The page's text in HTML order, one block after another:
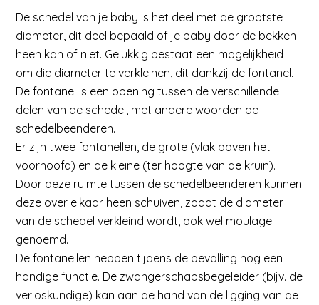
De schedel van je baby is het deel met de grootste
diameter, dit deel bepaald of je baby door de bekken
heen kan of niet. Gelukkig bestaat een mogelijkheid
om die diameter te verkleinen, dit dankzij de fontanel.
De fontanel is een opening tussen de verschillende
delen van de schedel, met andere woorden de
schedelbeenderen.
Er zijn twee fontanellen, de grote (vlak boven het
voorhoofd) en de kleine (ter hoogte van de kruin).
Door deze ruimte tussen de schedelbeenderen kunnen
deze over elkaar heen schuiven, zodat de diameter
van de schedel verkleind wordt, ook wel moulage
genoemd.
De fontanellen hebben tijdens de bevalling nog een
handige functie. De zwangerschapsbegeleider (bijv. de
verloskundige) kan aan de hand van de ligging van de